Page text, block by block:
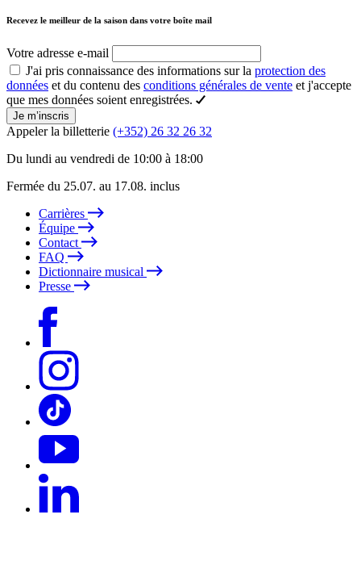
Recevez le meilleur de la saison dans votre boîte mail
Votre adresse e-mail
J'ai pris connaissance des informations sur la protection des
données et du contenu des conditions générales de vente et j'accepte
que mes données soient enregistrées.
Je m’inscris
Appeler la billetterie (+352) 26 32 26 32
Du lundi au vendredi de 10:00 à 18:00
Fermée du 25.07. au 17.08. inclus
Carrières
Équipe
Contact
FAQ
Dictionnaire musical
Presse